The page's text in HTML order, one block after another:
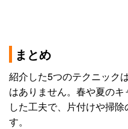
まとめ
紹介した5つのテクニック
はありません。春や夏の
した工夫で、片付けや掃
す。